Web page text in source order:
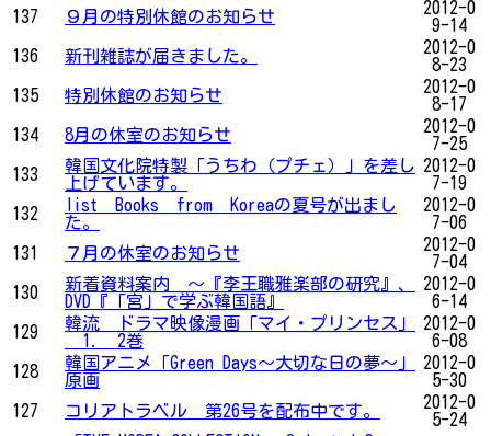
137 ９月の特別休館のお知らせ
2012-0
9-14
136
新刊雑誌が届きました。
2012-0
8-23
135
特別休館のお知らせ
2012-0
8-17
134
8月の休室のお知らせ
2012-0
7-25
133
韓国文化院特製「うちわ（プチェ）」を差し
上げています。
2012-0
7-19
132
list Books from Koreaの夏号が出まし
た。
2012-0
7-06
131
７月の休室のお知らせ
2012-0
7-04
130
新着資料案内 ～『李王職雅楽部の研究』、
DVD『「宮」で学ぶ韓国語』
2012-0
6-14
129
韓流 ドラマ映像漫画「マイ・プリンセス」
1. 2巻
2012-0
6-08
128
韓国アニメ「Green Days～大切な日の夢～」
原画
2012-0
5-30
127
コリアトラベル 第26号を配布中です。
2012-0
5-24